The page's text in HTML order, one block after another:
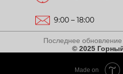
9:00 – 18:00
Последнее обновление
© 2025
Made on